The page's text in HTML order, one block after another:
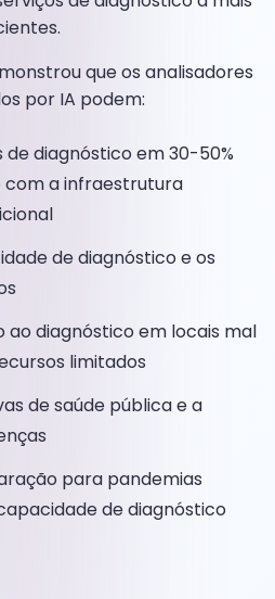
que os analisadores
por IA podem:
de diagnóstico em 30-50%
a infraestrutura
de diagnóstico e os
ao diagnóstico em locais mal
limitados
de saúde pública e a
para pandemias
de diagnóstico